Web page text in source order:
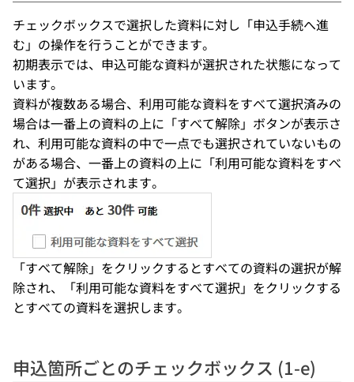
チェックボックスで選択した資料に対し「申込手続へ進
む」の操作を行うことができます。
初期表示では、申込可能な資料が選択された状態になって
います。
資料が複数ある場合、利用可能な資料をすべて選択済みの
場合は一番上の資料の上に「すべて解除」ボタンが表示さ
れ、利用可能な資料の中で一点でも選択されていないもの
がある場合、一番上の資料の上に「利用可能な資料をすべ
て選択」が表示されます。
「すべて解除」をクリックするとすべての資料の選択が解
除され、「利用可能な資料をすべて選択」をクリックする
とすべての資料を選択します。
申込箇所ごとのチェックボックス (1-e)